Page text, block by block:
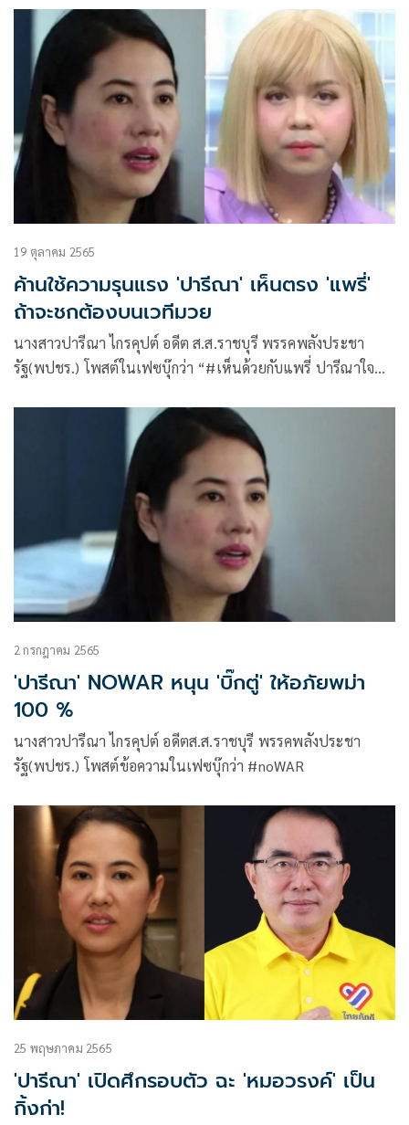
19 ตุลาคม 2565
ค้านใช้ความรุนแรง 'ปารีณา' เห็นตรง 'แพรี่'
ถ้าจะชกต้องบนเวทีมวย
นางสาวปารีณา ไกรคุปต์ อดีต ส.ส.ราชบุรี พรรคพลังประชา
รัฐ(พปชร.) โพสต์ในเฟซบุ๊กว่า “#เห็นด้วยกับแพรี่ ปารีณาใจ
2 กรกฎาคม 2565
'ปารีณา' NOWAR หนุน 'บิ๊กตู่' ให้อภัยพม่า
100 %
นางสาวปารีณา ไกรคุปต์ อดีตส.ส.ราชบุรี พรรคพลังประชา
รัฐ(พปชร.) โพสต์ข้อความในเฟซบุ๊กว่า #noWAR
25 พฤษภาคม 2565
'ปารีณา' เปิดศึกรอบตัว ฉะ 'หมอวรงค์' เป็น
กิ้งก่า!